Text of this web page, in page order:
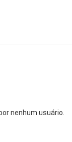
nenhum usuário.